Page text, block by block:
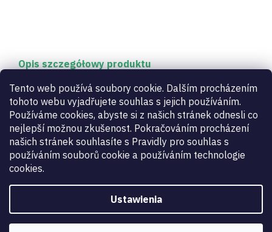
Tento web používá soubory cookie. Dalším procházením
tohoto webu vyjadřujete souhlas s jejich používáním.
Používáme cookies, abyste si z našich stránek odnesli co
nejlepší možnou zkušenost. Pokračováním procházení
našich stránek souhlasíte s Pravidly pro souhlas s
používáním souborů cookie a používáním technologie
cookies.
Ustawienia
Opis szczegółowy produktu
Tester Allstar kieszonkowy
Parametry dodatkowe
Kategoria:
Narzędzia i serwis
Gwarancja
Broń szermiercza: szpada,floret,szabla
damskie, męskie, dziecięce
kód výrobce: TZ 9A